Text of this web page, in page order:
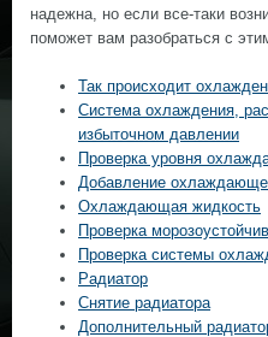
надежна, но если все-таки
поможет вам разобраться с
Так происходит
Система охлаждения,
избыточном давлении
Проверка уровня
Добавление
Охлаждающая жидкость
Проверка
Проверка системы
Радиатор
Снятие радиатора
Дополнительный